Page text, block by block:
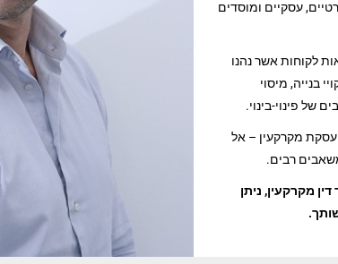
עסקיים ומוסדים
לקוחות אשר נהנו
בנייה, מיסוי
עסקת מקרקעין – אל
רבים.
מקרקעין, ניתן